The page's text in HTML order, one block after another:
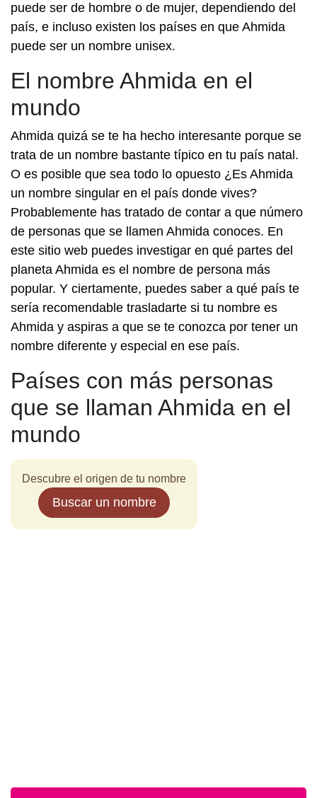
puede ser de hombre o de mujer, dependiendo del
país, e incluso existen los países en que Ahmida
puede ser un nombre unisex.
El nombre Ahmida en el
mundo
Ahmida quizá se te ha hecho interesante porque se
trata de un nombre bastante típico en tu país natal.
O es posible que sea todo lo opuesto ¿Es Ahmida
un nombre singular en el país donde vives?
Probablemente has tratado de contar a que número
de personas que se llamen Ahmida conoces. En
este sitio web puedes investigar en qué partes del
planeta Ahmida es el nombre de persona más
popular. Y ciertamente, puedes saber a qué país te
sería recomendable trasladarte si tu nombre es
Ahmida y aspiras a que se te conozca por tener un
nombre diferente y especial en ese país.
Países con más personas
que se llaman Ahmida en el
mundo
Descubre el origen de tu nombre
Buscar un nombre